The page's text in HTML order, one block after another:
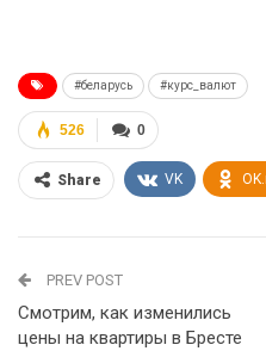
#беларусь #курс_валют
0
526
Share VK
PREV POST
Смотрим, как изменились
цены на квартиры в Бресте